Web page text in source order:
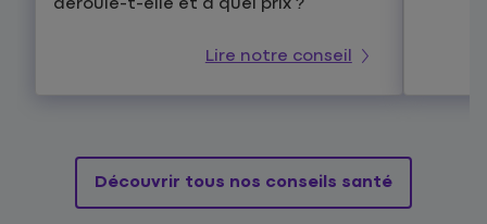
déroule-t-elle et à quel prix ?
Lire notre conseil
Découvrir tous nos conseils santé